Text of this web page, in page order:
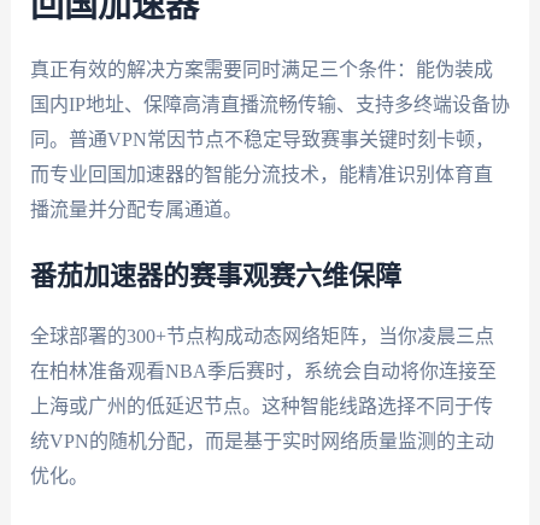
真正有效的解决方案需要同时满足三个条件：能伪装成
国内IP地址、保障高清直播流畅传输、支持多终端设备协
同。普通VPN常因节点不稳定导致赛事关键时刻卡顿，
而专业回国加速器的智能分流技术，能精准识别体育直
播流量并分配专属通道。
番茄加速器的赛事观赛六维保障
全球部署的300+节点构成动态网络矩阵，当你凌晨三点
在柏林准备观看NBA季后赛时，系统会自动将你连接至
上海或广州的低延迟节点。这种智能线路选择不同于传
统VPN的随机分配，而是基于实时网络质量监测的主动
优化。